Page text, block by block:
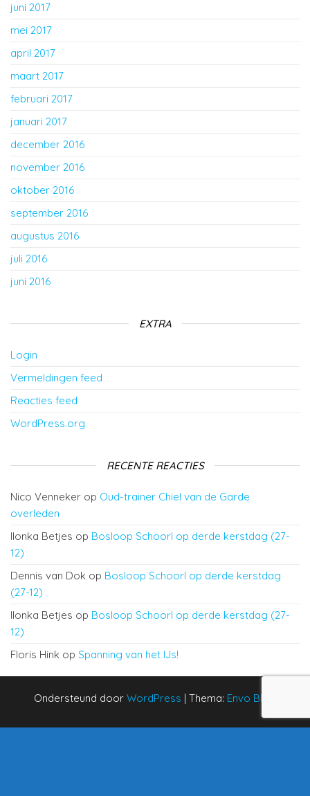
juni 2017
mei 2017
april 2017
maart 2017
februari 2017
januari 2017
december 2016
november 2016
oktober 2016
september 2016
augustus 2016
juli 2016
juni 2016
EXTRA
Login
Vermeldingen feed
Reacties feed
WordPress.org
RECENTE REACTIES
Nico Venneker op Oud-trainer Chiel van de Garde
overleden
Ilonka Betjes op Bosloop Schoorl op derde kerstdag (27-
12)
Dennis van Dok op Bosloop Schoorl op derde kerstdag
(27-12)
Ilonka Betjes op Bosloop Schoorl op derde kerstdag (27-
12)
Floris Hink op Spanning van het IJs!
Ondersteund door WordPress | Thema: Envo Blog